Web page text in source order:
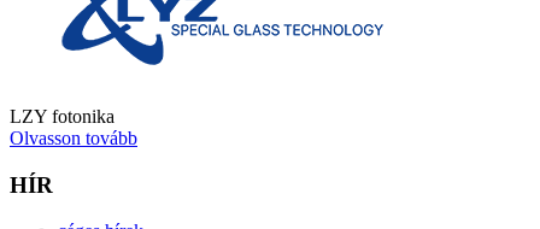
LZY fotonika
Olvasson tovább
HÍR